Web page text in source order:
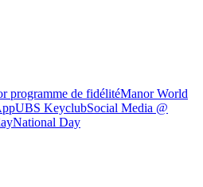
programme de fidélitéManor World
UBS KeyclubSocial Media @
National Day